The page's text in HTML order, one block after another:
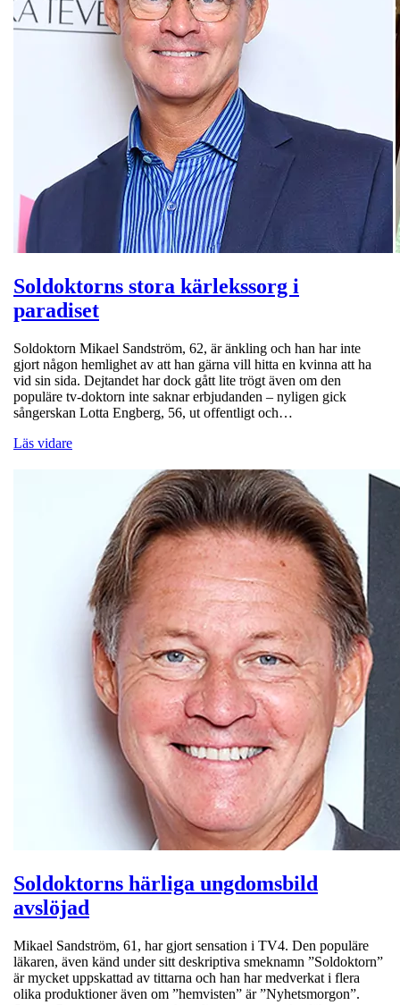
Soldoktorns stora kärlekssorg i
paradiset
Soldoktorn Mikael Sandström, 62, är änkling och han har inte
gjort någon hemlighet av att han gärna vill hitta en kvinna att ha
vid sin sida. Dejtandet har dock gått lite trögt även om den
populäre tv-doktorn inte saknar erbjudanden – nyligen gick
sångerskan Lotta Engberg, 56, ut offentligt och…
Läs vidare
Soldoktorns härliga ungdomsbild
avslöjad
Mikael Sandström, 61, har gjort sensation i TV4. Den populäre
läkaren, även känd under sitt deskriptiva smeknamn ”Soldoktorn”
är mycket uppskattad av tittarna och han har medverkat i flera
olika produktioner även om ”hemvisten” är ”Nyhetsmorgon”.